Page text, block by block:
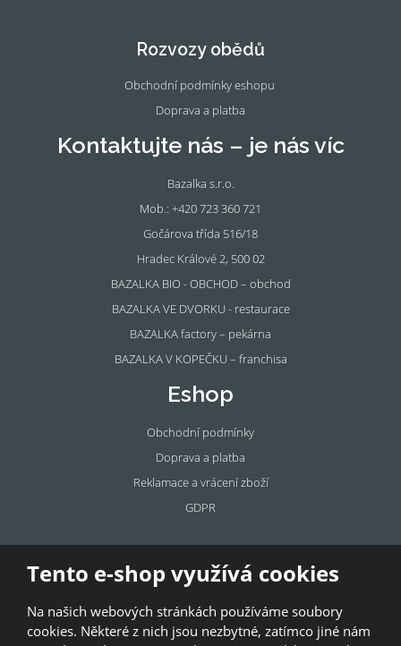
Tento e-shop využívá cookies
Na našich webových stránkách používáme soubory
cookies. Některé z nich jsou nezbytné, zatímco jiné nám
k
m
Rozvozy obědů
Obchodní podmínky eshopu
Doprava a platba
Kontaktujte nás – je nás víc
Bazalka s.r.o.
Mob.: +420 723 360 721
Gočárova třída 516/18
Hradec Králové 2, 500 02
BAZALKA BIO - OBCHOD – obchod
BAZALKA VE DVORKU - restaurace
BAZALKA factory – pekárna
BAZALKA V KOPEČKU – franchisa
Eshop
Obchodní podmínky
Doprava a platba
Reklamace a vrácení zboží
GDPR
Pronájem
prostor
Pronajměte si prostory u BAZALKY!